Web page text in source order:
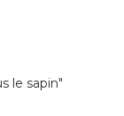
le sapin"